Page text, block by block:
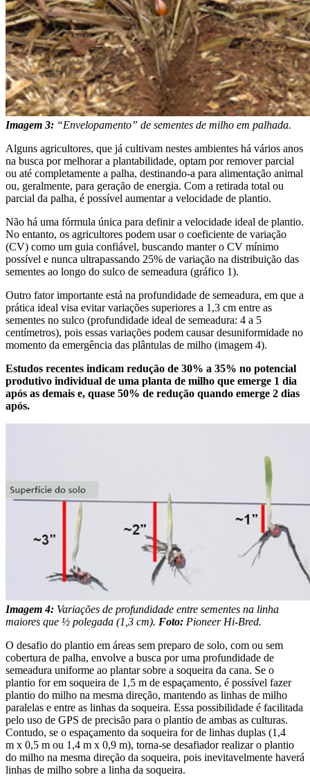
Imagem 3: “Envelopamento” de sementes de milho em palhada.
Alguns agricultores, que já cultivam nestes ambientes há vários anos
na busca por melhorar a plantabilidade, optam por remover parcial
ou até completamente a palha, destinando-a para alimentação animal
ou, geralmente, para geração de energia. Com a retirada total ou
parcial da palha, é possível aumentar a velocidade de plantio.
Não há uma fórmula única para definir a velocidade ideal de plantio.
No entanto, os agricultores podem usar o coeficiente de variação
(CV) como um guia confiável, buscando manter o CV mínimo
possível e nunca ultrapassando 25% de variação na distribuição das
sementes ao longo do sulco de semeadura (gráfico 1).
Outro fator importante está na profundidade de semeadura, em que a
prática ideal visa evitar variações superiores a 1,3 cm entre as
sementes no sulco (profundidade ideal de semeadura: 4 a 5
centímetros), pois essas variações podem causar desuniformidade no
momento da emergência das plântulas de milho (imagem 4).
Estudos recentes indicam redução de 30% a 35% no potencial
produtivo individual de uma planta de milho que emerge 1 dia
após as demais e, quase 50% de redução quando emerge 2 dias
após.
Imagem 4: Variações de profundidade entre sementes na linha
maiores que ½ polegada (1,3 cm). Foto: Pioneer Hi-Bred.
O desafio do plantio em áreas sem preparo de solo, com ou sem
cobertura de palha, envolve a busca por uma profundidade de
semeadura uniforme ao plantar sobre a soqueira da cana. Se o
plantio for em soqueira de 1,5 m de espaçamento, é possível fazer
plantio do milho na mesma direção, mantendo as linhas de milho
paralelas e entre as linhas da soqueira. Essa possibilidade é facilitada
pelo uso de GPS de precisão para o plantio de ambas as culturas.
Contudo, se o espaçamento da soqueira for de linhas duplas (1,4
m x 0,5 m ou 1,4 m x 0,9 m), torna-se desafiador realizar o plantio
do milho na mesma direção da soqueira, pois inevitavelmente haverá
linhas de milho sobre a linha da soqueira.